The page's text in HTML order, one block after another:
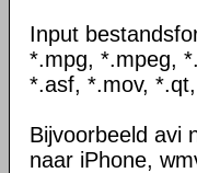
Input
*.mpg, *.mpeg,
*.asf, *.mov,
Bijvoorbeeld avi
naar iPhone,